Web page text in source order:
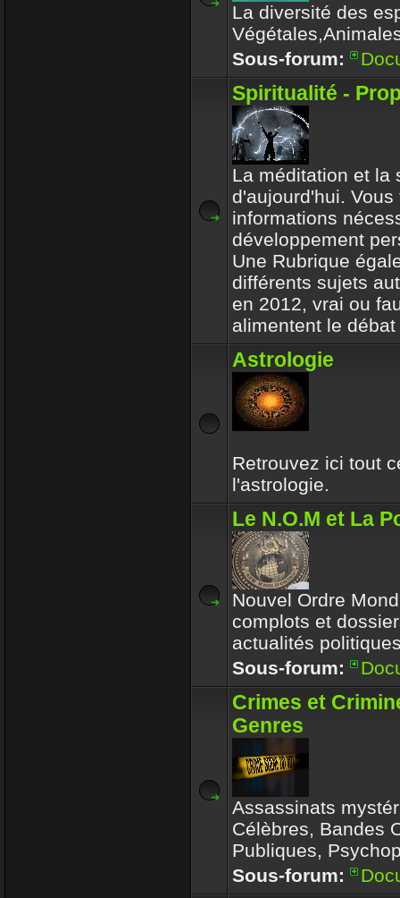
La diversité des
Sous-forum:
Spiritualité -
La méditation et la
d'aujourd'hui.
informations
développement
Une Rubrique
différents sujets
en 2012, vrai ou
alimentent le débat
Astrologie
Retrouvez ici tout
l'astrologie.
Le N.O.M et La
Nouvel Ordre
complots et
actualités
Sous-forum:
Crimes et
Genres
Assassinats
Célèbres, Bandes
Publiques,
Sous-forum: